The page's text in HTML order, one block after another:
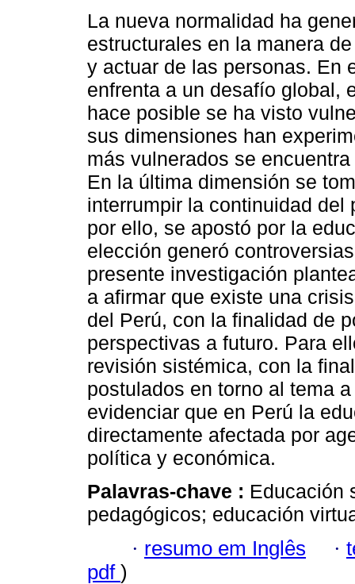
La nueva normalidad ha
estructurales en la manera
y actuar de las personas. En
enfrenta a un desafío global,
hace posible se ha visto
sus dimensiones han
más vulnerados se
En la última dimensión se
interrumpir la continuidad
por ello, se apostó por la
elección generó
presente investigación
a afirmar que existe una
del Perú, con la finalidad de
perspectivas a futuro. Para
revisión sistémica, con la
postulados en torno al tema
evidenciar que en Perú la
directamente afectada por
política y económica.
Palavras-chave : Educación
pedagógicos; educación
· resumo em Inglês ·
pdf )